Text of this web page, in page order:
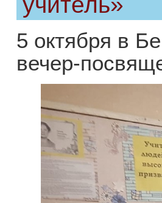
5 октября в
вечер-